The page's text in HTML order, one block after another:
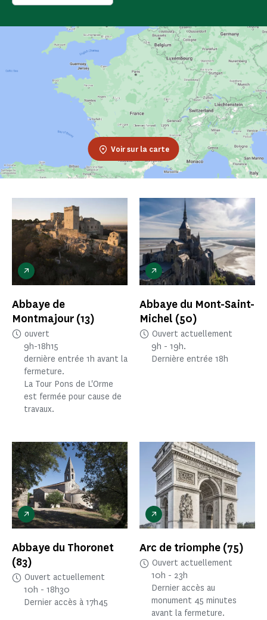
Voir sur la carte
Abbaye de
Montmajour (13)
ouvert
9h-18h15
dernière entrée 1h avant la
fermeture.
La Tour Pons de L'Orme
est fermée pour cause de
travaux.
Abbaye du Mont-Saint-
Michel (50)
Ouvert actuellement
9h - 19h.
Dernière entrée 18h
Abbaye du Thoronet
(83)
Ouvert actuellement
10h - 18h30
Dernier accès à 17h45
Arc de triomphe (75)
Ouvert actuellement
10h - 23h
Dernier accès au
monument 45 minutes
avant la fermeture.